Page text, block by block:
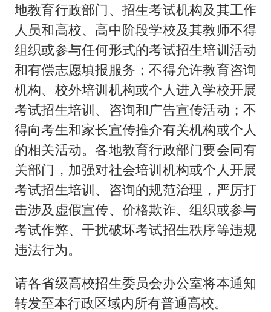
地教育行政部门、招生考试机构及其工作
人员和高校、高中阶段学校及其教师不得
组织或参与任何形式的考试招生培训活动
和有偿志愿填报服务；不得允许教育咨询
机构、校外培训机构或个人进入学校开展
考试招生培训、咨询和广告宣传活动；不
得向考生和家长宣传推介有关机构或个人
的相关活动。各地教育行政部门要会同有
关部门，加强对社会培训机构或个人开展
考试招生培训、咨询的规范治理，严厉打
击涉及虚假宣传、价格欺诈、组织或参与
考试作弊、干扰破坏考试招生秩序等违规
违法行为。
请各省级高校招生委员会办公室将本通知
转发至本行政区域内所有普通高校。